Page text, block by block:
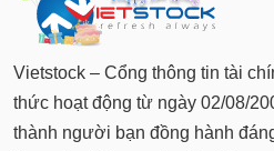
Vietstock – Cổng thông tin tài
thức hoạt động từ ngày 02/08/
thành người bạn đồng hành